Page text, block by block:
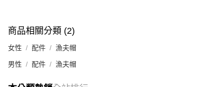
商品相關分類 (2)
女性 配件 漁夫帽
男性 配件 漁夫帽